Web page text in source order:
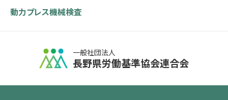
動力プレス機械検査
一般社団法人
長野県労働基準協会連合会